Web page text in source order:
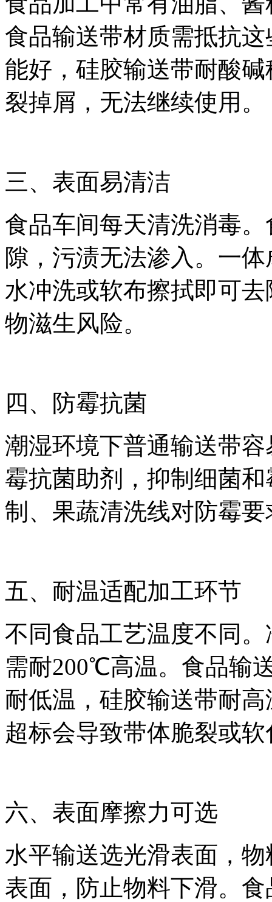
食品输送带材质需抵抗
能好，硅胶输送带耐酸
裂掉屑，无法继续使用。
三、表面易清洁
食品车间每天清洗消毒
隙，污渍无法渗入。一
水冲洗或软布擦拭即可
物滋生风险。
四、防霉抗菌
潮湿环境下普通输送带
霉抗菌助剂，抑制细菌
制、果蔬清洗线对防霉要
五、耐温适配加工环节
不同食品工艺温度不同
需耐200℃高温。食品输
耐低温，硅胶输送带耐
超标会导致带体脆裂或
六、表面摩擦力可选
水平输送选光滑表面，
表面，防止物料下滑。